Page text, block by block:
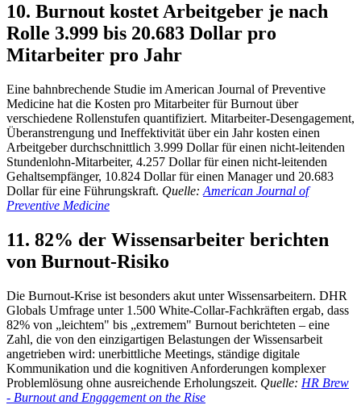
10. Burnout kostet Arbeitgeber je nach
Rolle 3.999 bis 20.683 Dollar pro
Mitarbeiter pro Jahr
Eine bahnbrechende Studie im American Journal of Preventive
Medicine hat die Kosten pro Mitarbeiter für Burnout über
verschiedene Rollenstufen quantifiziert. Mitarbeiter-Desengagement,
Überanstrengung und Ineffektivität über ein Jahr kosten einen
Arbeitgeber durchschnittlich 3.999 Dollar für einen nicht-leitenden
Stundenlohn-Mitarbeiter, 4.257 Dollar für einen nicht-leitenden
Gehaltsempfänger, 10.824 Dollar für einen Manager und 20.683
Dollar für eine Führungskraft. Quelle: American Journal of
Preventive Medicine
11. 82% der Wissensarbeiter berichten
von Burnout-Risiko
Die Burnout-Krise ist besonders akut unter Wissensarbeitern. DHR
Globals Umfrage unter 1.500 White-Collar-Fachkräften ergab, dass
82% von „leichtem" bis „extremem" Burnout berichteten – eine
Zahl, die von den einzigartigen Belastungen der Wissensarbeit
angetrieben wird: unerbittliche Meetings, ständige digitale
Kommunikation und die kognitiven Anforderungen komplexer
Problemlösung ohne ausreichende Erholungszeit. Quelle: HR Brew
- Burnout and Engagement on the Rise